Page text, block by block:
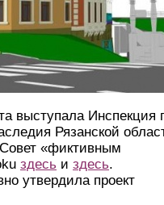
выступала Инспекция
Рязанской
«фиктивным
здесь и здесь.
утвердила проект